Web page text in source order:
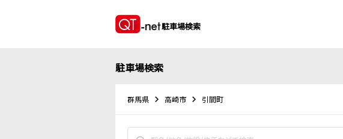
駐車場検索
駐車場検索
群馬県 高崎市 引間町